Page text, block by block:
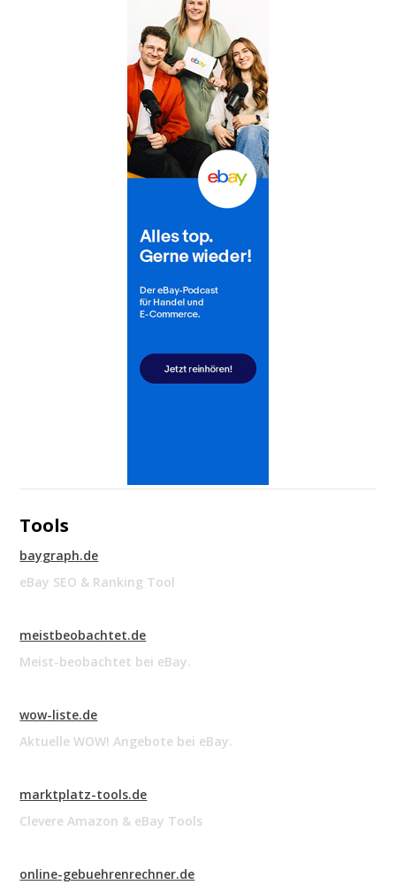
Tools
baygraph.de
eBay SEO & Ranking Tool
meistbeobachtet.de
Meist-beobachtet bei eBay.
wow-liste.de
Aktuelle WOW! Angebote bei eBay.
marktplatz-tools.de
Clevere Amazon & eBay Tools
online-gebuehrenrechner.de